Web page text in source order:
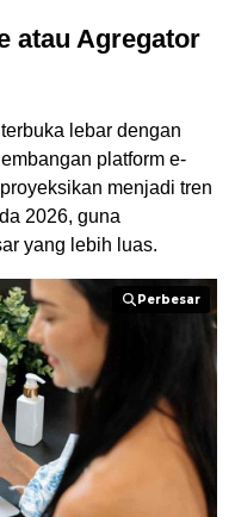
atau Agregator
lebar dengan
platform e-
menjadi tren
2026, guna
yang lebih luas.
Perbesar
Perbesar